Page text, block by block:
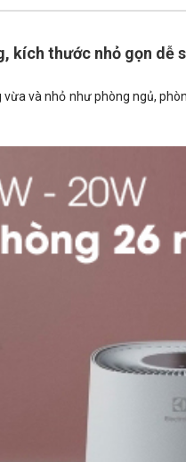
kích thước nhỏ gọn dễ
và nhỏ như phòng ngủ,